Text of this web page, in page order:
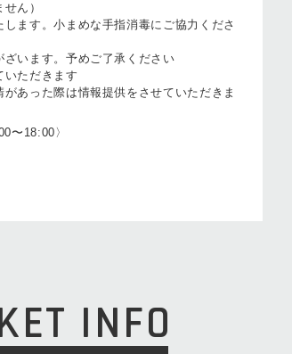
ん）
ます。⼩まめな⼿指消毒にご協⼒くださ
ざいます。予めご了承ください
いただきます
あった際は情報提供をさせていただきま
〜18:00〉
INFO